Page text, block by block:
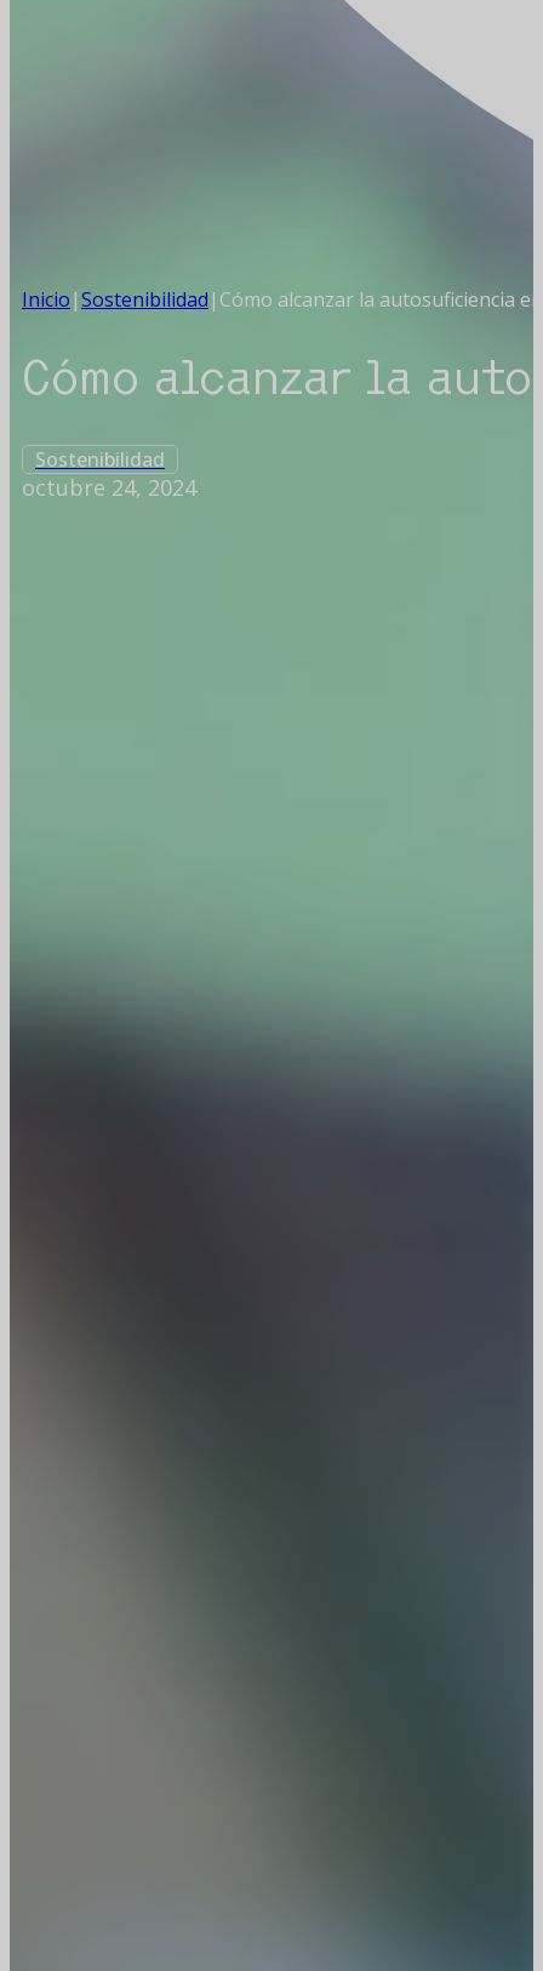
Inicio |Sostenibilidad | Cómo alcanzar la autosuficiencia
Cómo alcanzar la
Sostenibilidad
octubre 24, 2024